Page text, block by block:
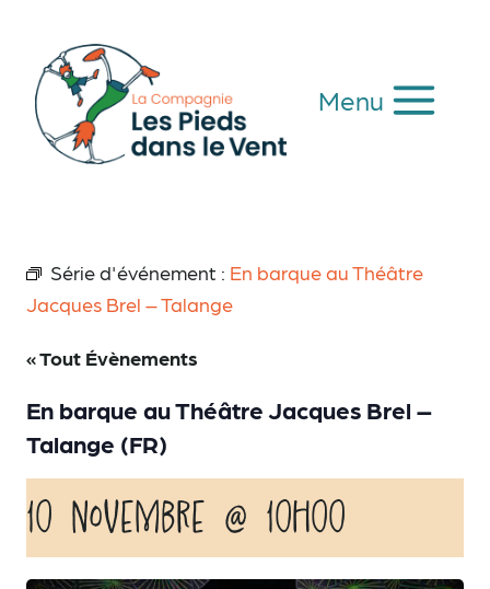
contenu
Menu
Série d'événement : En barque au Théâtre
Jacques Brel – Talange
« Tout Évènements
En barque au Théâtre Jacques Brel –
Talange (FR)
10 novembre @ 10h00